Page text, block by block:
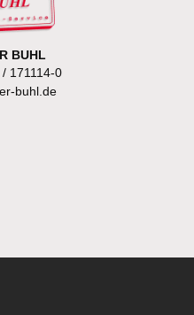
BUHL
171114-0
buhl.de